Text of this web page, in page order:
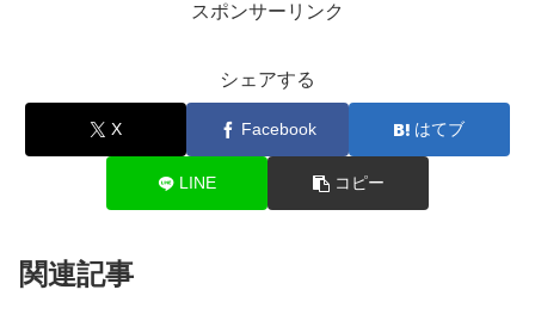
スポンサーリンク
シェアする
X Facebook はてブ
LINE コピー
関連記事